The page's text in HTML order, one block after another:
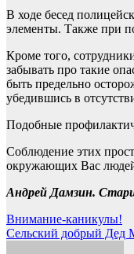
В ходе бесед
элементы. Также при
Кроме того,
забывать про такие
быть предельно
убедившись в
Подобные
Соблюдение этих
окружающих Вас
Андрей Дамзин.
Навигация
по
Внимание-каникулы!
Сельский добрый Дед